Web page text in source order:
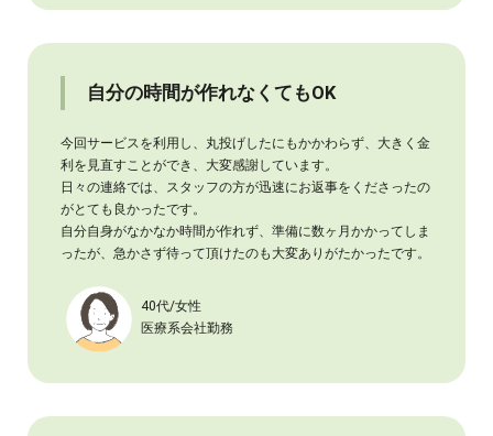
自分の時間が作れなくてもOK
今回サービスを利用し、丸投げしたにもかかわらず、大きく金
利を見直すことができ、大変感謝しています。
日々の連絡では、スタッフの方が迅速にお返事をくださったの
がとても良かったです。
自分自身がなかなか時間が作れず、準備に数ヶ月かかってしま
ったが、急かさず待って頂けたのも大変ありがたかったです。
40代/女性
医療系会社勤務